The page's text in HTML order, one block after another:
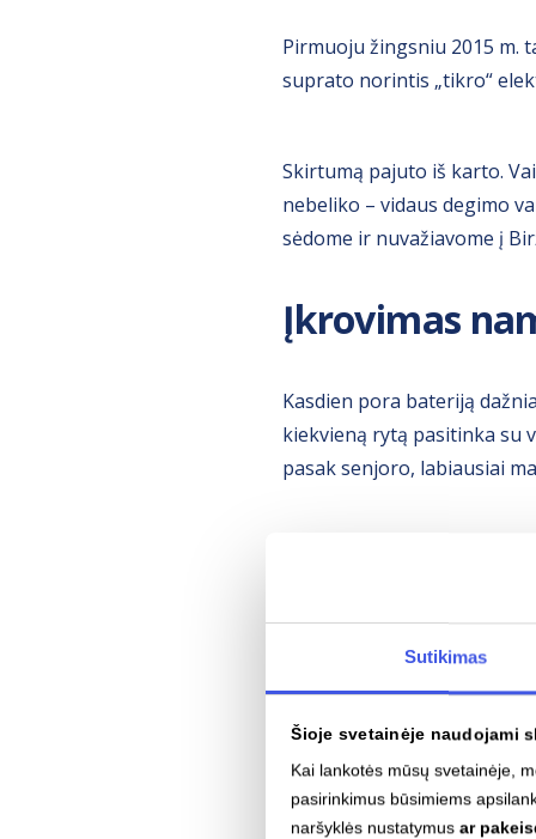
Sutikimas
Šioje svetainėje naudojami
Kai lankotės mūsų svetainėje,
pasirinkimus būsimiems
naršyklės nustatymusar
Pirmuoju žingsniu 2015 m.
suprato norintis „tikro“
Skirtumą pajuto iš karto.
nebeliko – vidaus degimo
sėdome ir nuvažiavome į
Įkrovimas
Kasdien pora bateriją
kiekvieną rytą pasitinka su
pasak senjoro, labiausiai
Pirmieji bandymai
elektroniniu paštu
naudoju RFID raktelį, galiu
kiekvienas“, – patirtimi
Padeda ir vis tankesnis
prieigos paprastai tenka
dalyką – planuoti kelionę